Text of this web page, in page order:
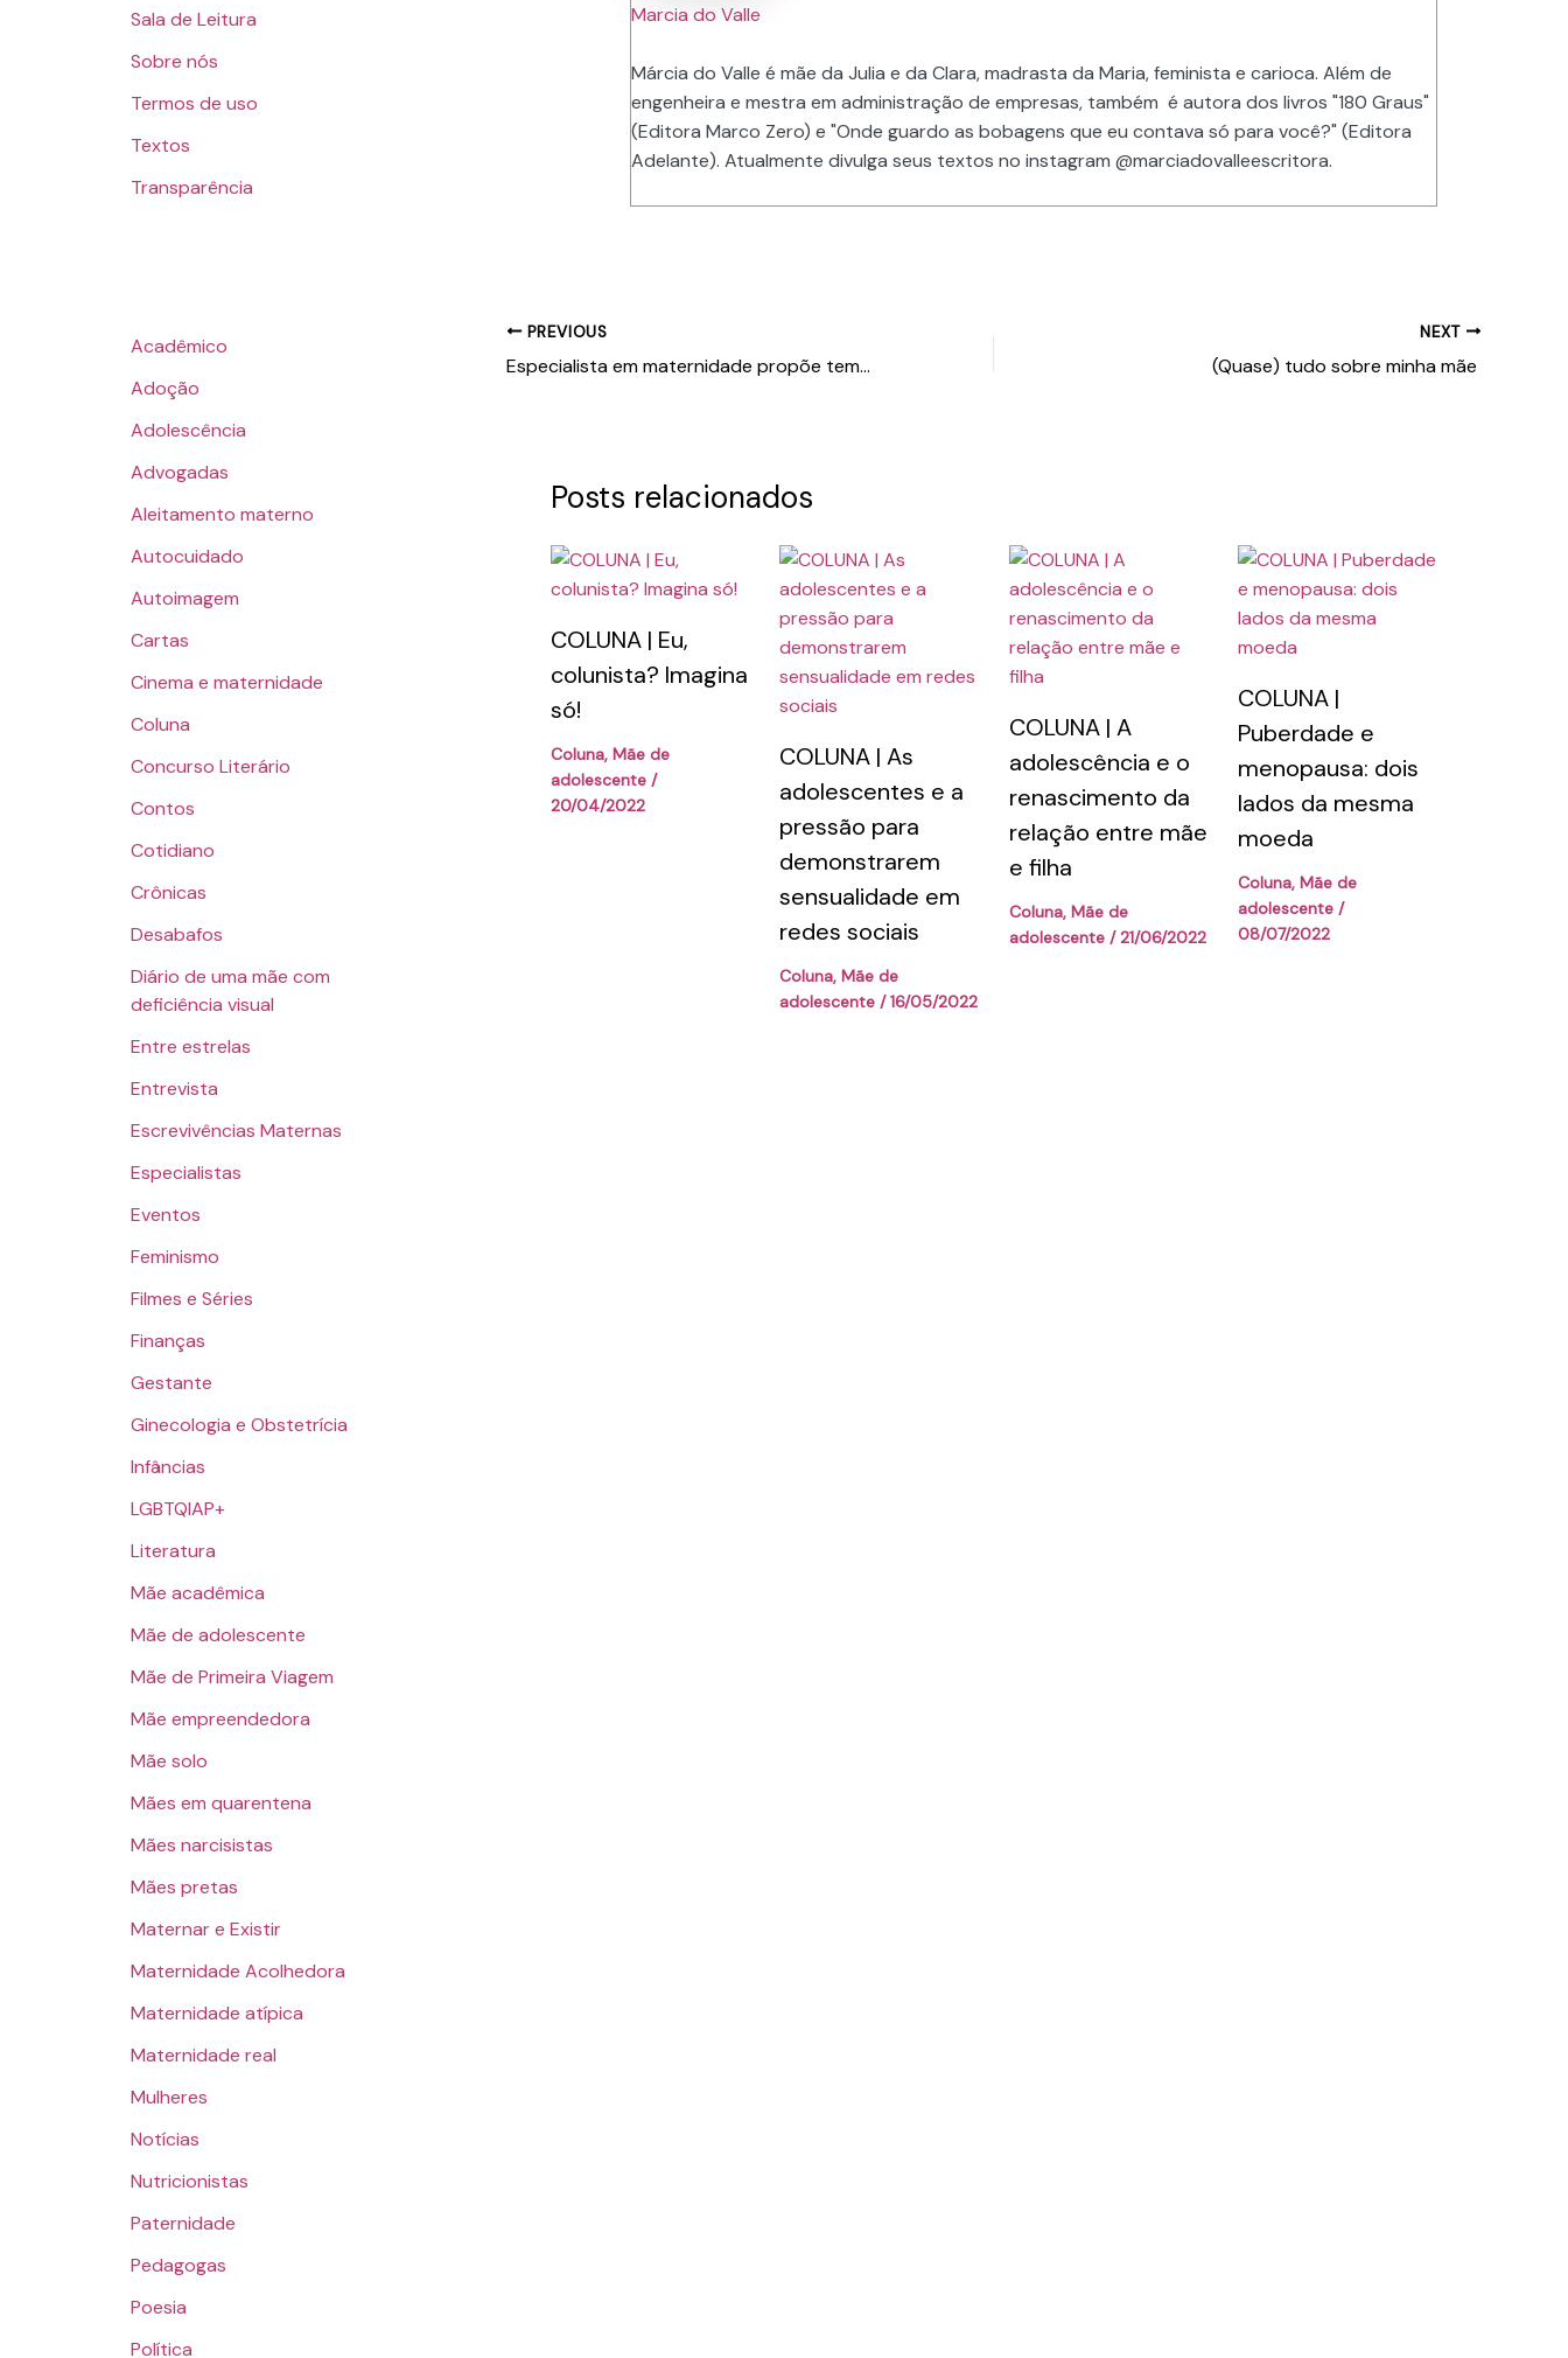
Sala de Leitura
Sobre nós
Termos de uso
Textos
Transparência
Acadêmico
Adoção
Adolescência
Advogadas
Aleitamento materno
Autocuidado
Autoimagem
Cartas
Cinema e maternidade
Coluna
Concurso Literário
Contos
Cotidiano
Crônicas
Desabafos
Diário de uma mãe com
deficiência visual
Entre estrelas
Entrevista
Escrevivências Maternas
Especialistas
Eventos
Feminismo
Filmes e Séries
Finanças
Gestante
Ginecologia e Obstetrícia
Infâncias
LGBTQIAP+
Literatura
Mãe acadêmica
Mãe de adolescente
Mãe de Primeira Viagem
Mãe empreendedora
Mãe solo
Mães em quarentena
Mães narcisistas
Mães pretas
Maternar e Existir
Maternidade Acolhedora
Maternidade atípica
Maternidade real
Mulheres
Notícias
Nutricionistas
Paternidade
Pedagogas
Poesia
Política
Marcia do Valle
Márcia do Valle é mãe da Julia e da Clara, madrasta da Maria, feminista e carioca. Além de
engenheira e mestra em administração de empresas, também é autora dos livros "180 Graus"
(Editora Marco Zero) e "Onde guardo as bobagens que eu contava só para você?" (Editora
Adelante). Atualmente divulga seus textos no instagram @marciadovalleescritora.
PREVIOUS
Especialista em maternidade propõe temas de reflexão para Dia das Mães
NEXT
(Quase) tudo sobre minha mãe
Posts relacionados
COLUNA | Eu,
colunista? Imagina
só!
Coluna, Mãe de
adolescente /
20/04/2022
COLUNA | As
adolescentes e a
pressão para
demonstrarem
sensualidade em
redes sociais
Coluna,Mãe de
adolescente /16/05/2022
COLUNA | A
adolescência e o
renascimento da
relação entre mãe
e filha
Coluna, Mãe de
adolescente/21/06/2022
COLUNA |
Puberdade e
menopausa: dois
lados da mesma
moeda
Coluna, Mãe de
adolescente/
08/07/2022